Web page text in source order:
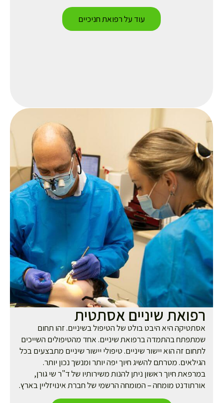
עוד על רפואת חניכיים
שיניים אסתטית
היא היבט בולט של הטיפול בשיניים. זהו תחום
בהתמדה ברפואת שיניים. אחד מהטיפולים השייכים
זה הוא יישור שיניים. טיפולי יישור שיניים מתבצעים בכל
מטרתם להשיג חיוך יפה יותר ומנשך נכון יותר.
חיוך ראשון ניתן להנות משירותיו של ד"ר שי גורן,
מומחה – המומחה הרשמי של חברת אינויזליין בארץ.